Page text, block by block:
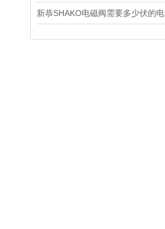
新恭SHAKO电磁阀需要多少伏的电